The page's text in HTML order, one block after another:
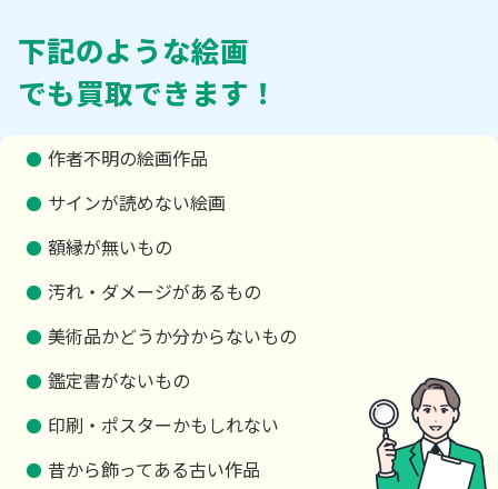
下記のような絵画
でも買取できます！
作者不明の絵画作品
サインが読めない絵画
額縁が無いもの
汚れ・ダメージがあるもの
美術品かどうか分からないもの
鑑定書がないもの
印刷・ポスターかもしれない
昔から飾ってある古い作品